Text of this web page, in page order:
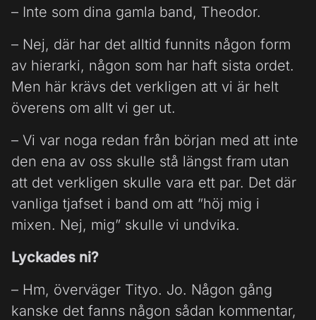
– Inte som dina gamla band, Theodor.
– Nej, där har det alltid funnits någon form
av hierarki, någon som har haft sista ordet.
Men här krävs det verkligen att vi är helt
överens om allt vi ger ut.
– Vi var noga redan från början med att inte
den ena av oss skulle stå längst fram utan
att det verkligen skulle vara ett par. Det där
vanliga tjafset i band om att ”höj mig i
mixen. Nej, mig” skulle vi undvika.
Lyckades ni?
– Hm, överväger Tityo. Jo. Någon gång
kanske det fanns någon sådan kommentar,